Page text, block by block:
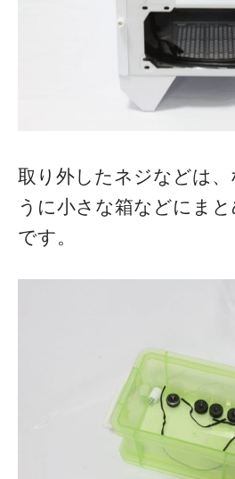
取り外したネジなどは
うに小さな箱などにま
です。